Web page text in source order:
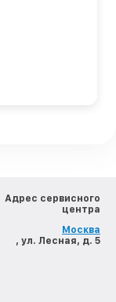
Адрес сервисного
центра
Москва
, ул. Лесная, д. 5